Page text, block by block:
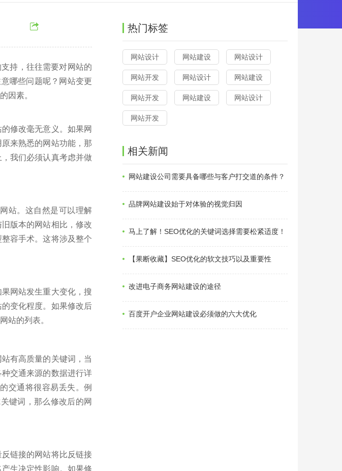
持，往往需要对网站的
哪些问题呢？网站变更
因素。
修改毫无意义。如果网
来熟悉的网站功能，那
我们必须认真考虑并做
站。这自然是可以理解
版本的网站相比，修改
容手术。这将涉及整个
网站发生重大变化，搜
变化程度。如果修改后
站的列表。
有高质量的关键词，当
交通来源的数据进行详
交通将很容易丢失。例
键词，那么修改后的网
链接的网站将比反链接
生决定性影响。如果修
热门标签
网站设计 网站建设 网站设计
网站开发 网站设计 网站建设
网站开发 网站建设 网站设计
网站开发
相关新闻
网站建设公司需要具备哪些与客户打交道的条件？
品牌网站建设始于对体验的视觉归因
马上了解！SEO优化的关键词选择需要松紧适度！
【果断收藏】SEO优化的软文技巧以及重要性
改进电子商务网站建设的途径
百度开户企业网站建设必须做的六大优化